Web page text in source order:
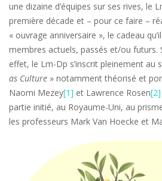
une dizaine d’équipes sur ses rives, le
première décade et – pour ce faire –
« ouvrage anniversaire », le cadeau
membres actuels, passés et/ou futurs.
effet, le Lm-Dp s’inscrit pleinement au
as Culture » notamment théorisé et
Naomi Mezey[1] et Lawrence Rosen[2]
partie initié, au Royaume-Uni, au
les professeurs Mark Van Hoecke et